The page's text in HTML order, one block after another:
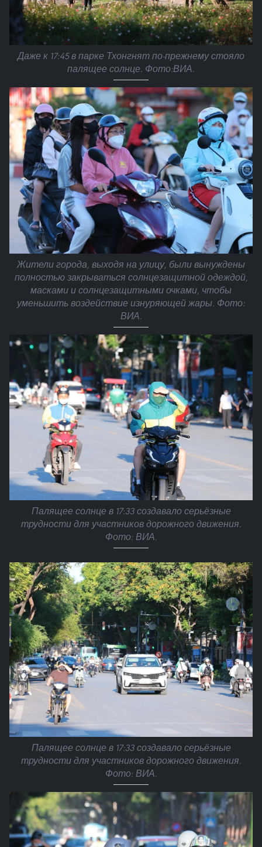
Даже к 17:45 в парке Тхонгнят по-прежнему стояло
палящее солнце. Фото:ВИА.
Жители города, выходя на улицу, были вынуждены
полностью закрываться солнцезащитной одеждой,
масками и солнцезащитными очками, чтобы
уменьшить воздействие изнуряющей жары. Фото:
ВИА.
Палящее солнце в 17:33 создавало серьёзные
трудности для участников дорожного движения.
Фото: ВИА.
Палящее солнце в 17:33 создавало серьёзные
трудности для участников дорожного движения.
Фото: ВИА.